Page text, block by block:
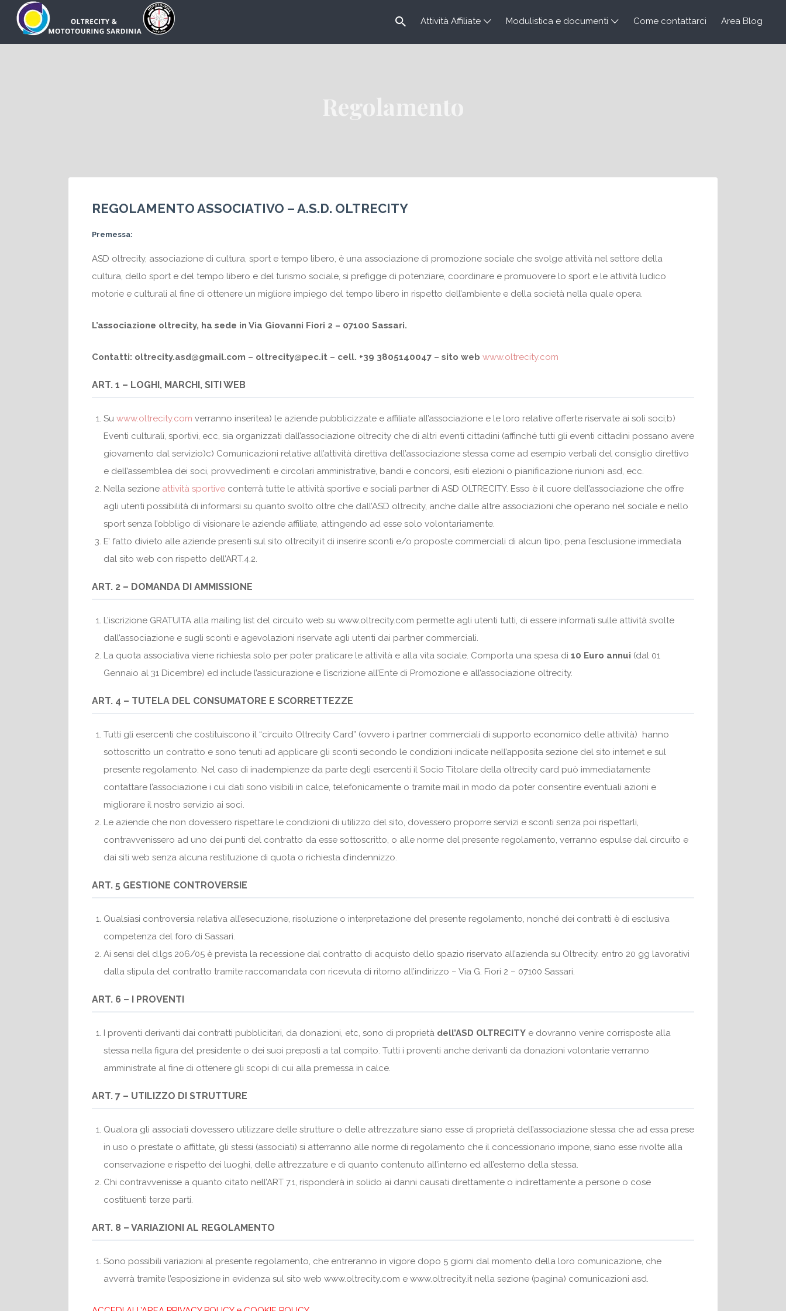
Attività Affiliate Modulistica e documenti Come contattarci Area Blog
Cerca:
Regolamento
REGOLAMENTO ASSOCIATIVO – A.S.D. OLTRECITY
Premessa:
ASD oltrecity, associazione di cultura, sport e tempo libero, è una associazione di promozione sociale che svolge attività nel settore della
cultura, dello sport e del tempo libero e del turismo sociale, si prefigge di potenziare, coordinare e promuovere lo sport e le attività ludico
motorie e culturali al fine di ottenere un migliore impiego del tempo libero in rispetto dell’ambiente e della società nella quale opera.
L’associazione oltrecity, ha sede in Via Giovanni Fiori 2 – 07100 Sassari.
Contatti: oltrecity.asd@gmail.com – oltrecity@pec.it – cell. +39 3805140047 – sito web www.oltrecity.com
ART. 1 – LOGHI, MARCHI, SITI WEB
Su www.oltrecity.com verranno inseritea) le aziende pubblicizzate e affiliate all’associazione e le loro relative offerte riservate ai soli soci;b)
Eventi culturali, sportivi, ecc, sia organizzati dall’associazione oltrecity che di altri eventi cittadini (affinché tutti gli eventi cittadini possano avere
giovamento dal servizio)c) Comunicazioni relative all’attività direttiva dell’associazione stessa come ad esempio verbali del consiglio direttivo
e dell’assemblea dei soci, provvedimenti e circolari amministrative, bandi e concorsi, esiti elezioni o pianificazione riunioni asd, ecc.
Nella sezione attività sportive conterrà tutte le attività sportive e sociali partner di ASD OLTRECITY. Esso è il cuore dell’associazione che offre
agli utenti possibilità di informarsi su quanto svolto oltre che dall’ASD oltrecity, anche dalle altre associazioni che operano nel sociale e nello
sport senza l’obbligo di visionare le aziende affiliate, attingendo ad esse solo volontariamente.
E’ fatto divieto alle aziende presenti sul sito oltrecity.it di inserire sconti e/o proposte commerciali di alcun tipo, pena l’esclusione immediata
dal sito web con rispetto dell’ART.4.2.
ART. 2 – DOMANDA DI AMMISSIONE
L’iscrizione GRATUITA alla mailing list del circuito web su www.oltrecity.com permette agli utenti tutti, di essere informati sulle attività svolte
dall’associazione e sugli sconti e agevolazioni riservate agli utenti dai partner commerciali.
La quota associativa viene richiesta solo per poter praticare le attività e alla vita sociale. Comporta una spesa di 10 Euro annui (dal 01
Gennaio al 31 Dicembre) ed include l’assicurazione e l’iscrizione all’Ente di Promozione e all’associazione oltrecity.
ART. 4 – TUTELA DEL CONSUMATORE E SCORRETTEZZE
Tutti gli esercenti che costituiscono il “circuito Oltrecity Card” (ovvero i partner commerciali di supporto economico delle attività) hanno
sottoscritto un contratto e sono tenuti ad applicare gli sconti secondo le condizioni indicate nell’apposita sezione del sito internet e sul
presente regolamento. Nel caso di inadempienze da parte degli esercenti il Socio Titolare della oltrecity card può immediatamente
contattare l’associazione i cui dati sono visibili in calce, telefonicamente o tramite mail in modo da poter consentire eventuali azioni e
migliorare il nostro servizio ai soci.
Le aziende che non dovessero rispettare le condizioni di utilizzo del sito, dovessero proporre servizi e sconti senza poi rispettarli,
contravvenissero ad uno dei punti del contratto da esse sottoscritto, o alle norme del presente regolamento, verranno espulse dal circuito e
dai siti web senza alcuna restituzione di quota o richiesta d’indennizzo.
ART. 5 GESTIONE CONTROVERSIE
Qualsiasi controversia relativa all’esecuzione, risoluzione o interpretazione del presente regolamento, nonché dei contratti è di esclusiva
competenza del foro di Sassari.
Ai sensi del d.lgs 206/05 è prevista la recessione dal contratto di acquisto dello spazio riservato all’azienda su Oltrecity. entro 20 gg lavorativi
dalla stipula del contratto tramite raccomandata con ricevuta di ritorno all’indirizzo – Via G. Fiori 2 – 07100 Sassari.
ART. 6 – I PROVENTI
I proventi derivanti dai contratti pubblicitari, da donazioni, etc, sono di proprietà dell’ASD OLTRECITY e dovranno venire corrisposte alla
stessa nella figura del presidente o dei suoi preposti a tal compito. Tutti i proventi anche derivanti da donazioni volontarie verranno
amministrate al fine di ottenere gli scopi di cui alla premessa in calce.
ART. 7 – UTILIZZO DI STRUTTURE
Qualora gli associati dovessero utilizzare delle strutture o delle attrezzature siano esse di proprietà dell’associazione stessa che ad essa prese
in uso o prestate o affittate, gli stessi (associati) si atterranno alle norme di regolamento che il concessionario impone, siano esse rivolte alla
conservazione e rispetto dei luoghi, delle attrezzature e di quanto contenuto all’interno ed all’esterno della stessa.
Chi contravvenisse a quanto citato nell’ART 7.1, risponderà in solido ai danni causati direttamente o indirettamente a persone o cose
costituenti terze parti.
ART. 8 – VARIAZIONI AL REGOLAMENTO
Sono possibili variazioni al presente regolamento, che entreranno in vigore dopo 5 giorni dal momento della loro comunicazione, che
avverrà tramite l’esposizione in evidenza sul sito web www.oltrecity.com e www.oltrecity.it nella sezione (pagina) comunicazioni asd.